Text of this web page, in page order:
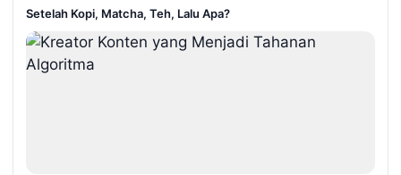
Setelah Kopi, Matcha, Teh, Lalu Apa?